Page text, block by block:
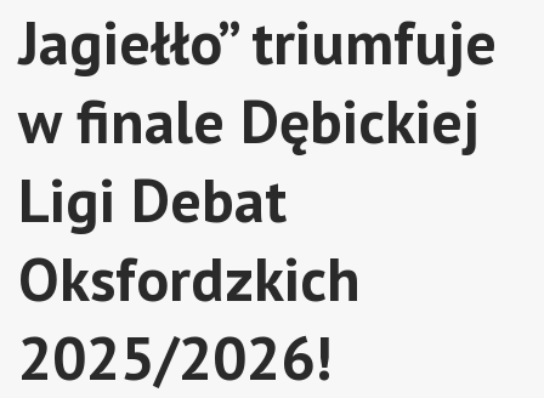
Jagiełło” triumfuje
w finale Dębickiej
Ligi Debat
Oksfordzkich
2025/2026!